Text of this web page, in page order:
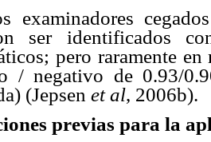
examinadores
ser identificados
pero raramente
/ negativo de 0.93/
(Jepsen et al, 2006b).
previas para la